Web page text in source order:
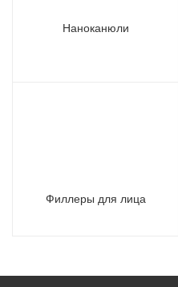
Наноканюли
Филлеры для лица